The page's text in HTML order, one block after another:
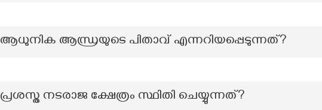
ആധുനിക ആന്ധ്രയുടെ പിതാവ് എന്നറിയപ്പെടുന്നത്?
പ്രശസ്ത നടരാജ ക്ഷേത്രം സ്ഥിതി ചെയ്യുന്നത്?